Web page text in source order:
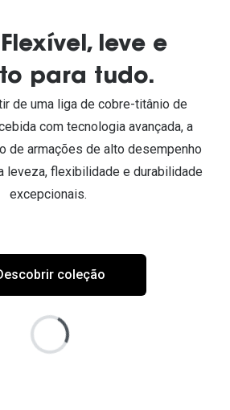
leve e
para tudo.
de uma liga de cobre-titânio de
com tecnologia avançada, a
de armações de alto desempenho
leveza, flexibilidade e durabilidade
excepcionais.
coleção